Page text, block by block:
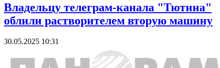
Владельцу телеграм-канала "Тютина"
облили растворителем вторую машину
30.05.2025 10:31